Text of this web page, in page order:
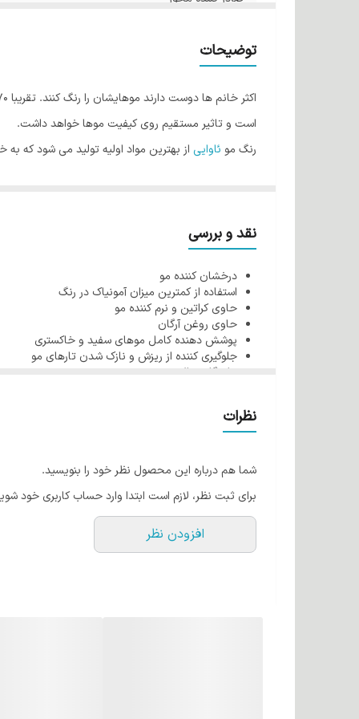
توضیحات
است و تاثیر مستقیم روی کیفیت موها خواهد داشت.
رنگ مو ئاوایی از بهترین مواد اولیه تولید می شود که
کراتین اصلی ترین بخش مو می باشد که بسیار آسیب
روغن آرگان می باشند و هنگام استفاده ازآنها نه تنها
از دیگر ویژگی های رنگ مو ئاوایی می توان به وجود
رنگ مو ئاوایی به خوبی جذب مو می شود به همین دلیل
شرکت طوبی گل در تولید رنگ مو از کراتین مرغوب و با
روغن آرگان از خشکی پوست سر جلوگیری می کند.
قابل اجرا می باشد.
کراتین مو چیست؟
حالت دهنده ها آسیب می بیند. رنگ موهای ئاوایی حاوی
روغن آرگان به طلای مایع شهرت دارد! این روغن
نقد و بررسی
درخشان کننده مو
استفاده از کمترین میزان آمونیاک در رنگ
حاوی کراتین و نرم کننده مو
حاوی روغن آرگان
پوشش دهنده کامل موهای سفید و خاکستری
جلوگیری کننده از ریزش و نازک شدن تارهای مو
ماندگاری بالا
نظرات
شما هم درباره این محصول نظر خود را بنویسید.
برای ثبت نظر، لازم است ابتدا وارد حساب کاربری خود
افزودن نظر